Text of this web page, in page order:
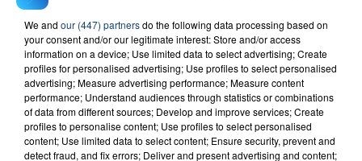
FIL D'ACTU
We and our (447) partnersdo the following data processing based on
your consent and/or our legitimate interest: Store and/or access
information on a device; Use limited data to select advertising; Create
profiles for personalised advertising; Use profiles to select personalised
advertising; Measure advertising performance; Measure content
performance; Understand audiences through statistics or combinations
of data from different sources; Develop and improve services; Create
profiles to personalise content; Use profiles to select personalised
content; Use limited data to select content; Ensure security, prevent and
detect fraud, and fix errors; Deliver and present advertising and content;